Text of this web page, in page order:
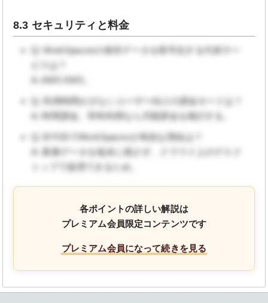
8.3 セキュリティと料金
Q: WorkSpacesの保存データを暗号化する代表サー
ビスは？
A: AWS KMS。
Q: 利用時間が少ないユーザー向けの課金モードは？
A: 時間課金。常時利用なら月額課金を検討する。
Q: BYODでWorkSpacesが有効な理由は？
A: 業務データを端末に残さず、クラウド上のデスク
トップで処理できるため。
各ポイントの詳しい解説は
プレミアム会員限定コンテンツです
プレミアム会員になって続きを見る